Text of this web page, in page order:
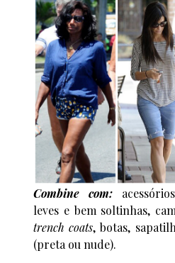
Combine com:
leves e bem soltinhas,
trench coats, botas,
(preta ou nude).